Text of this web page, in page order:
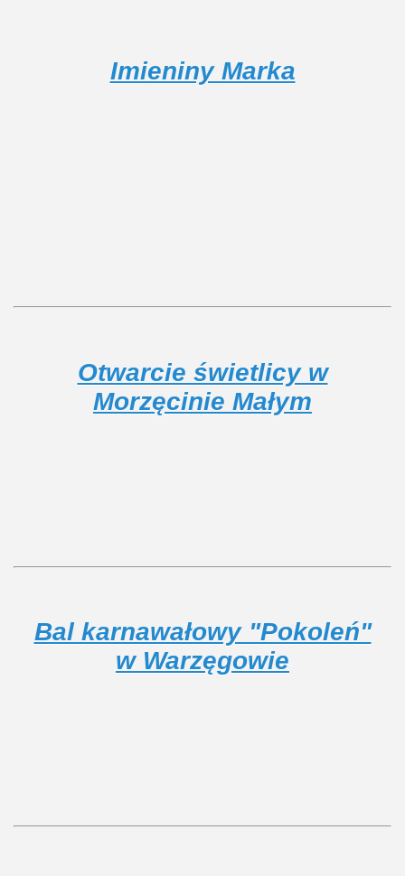
Imieniny Marka
Otwarcie świetlicy w
Morzęcinie Małym
Bal karnawałowy "Pokoleń"
w Warzęgowie